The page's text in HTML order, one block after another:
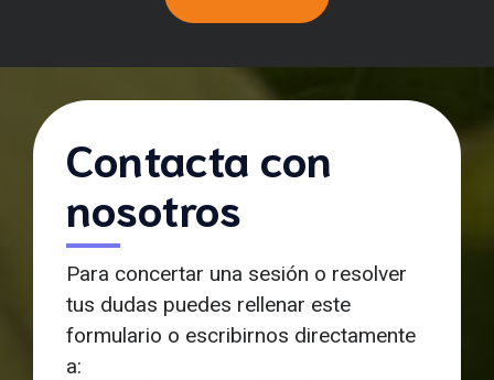
Contacta con
nosotros
Para concertar una sesión o resolver
tus dudas puedes rellenar este
formulario o escribirnos directamente
a: